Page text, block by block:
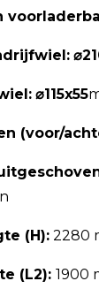
⌀115x55
(voor/
(H): 2280
(L2): 1900